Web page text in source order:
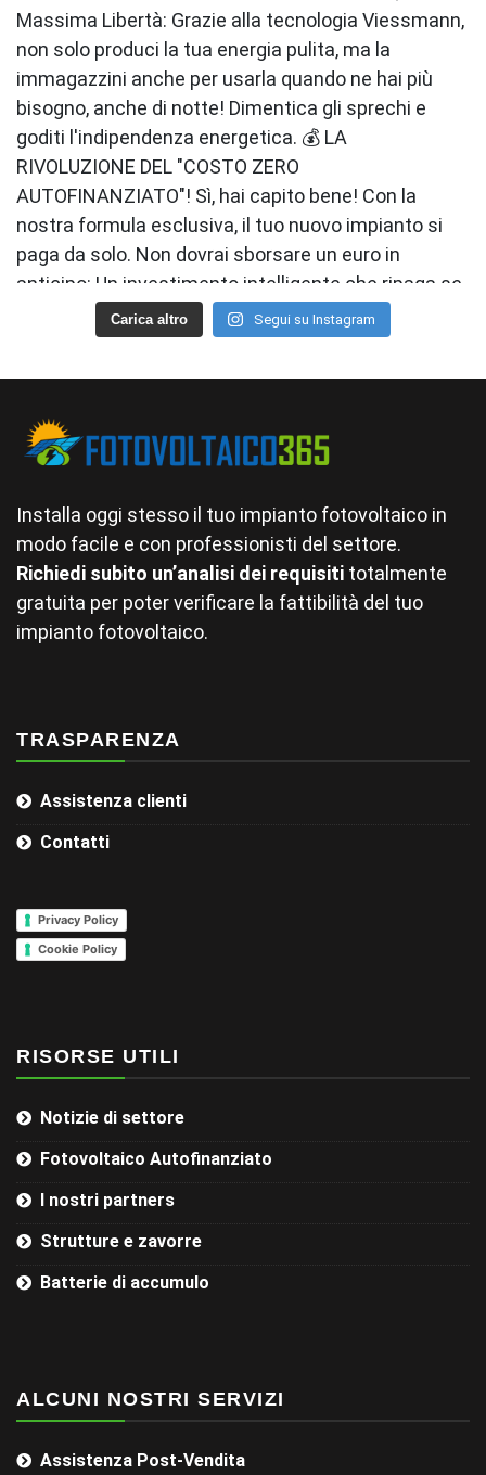
Carica altro Segui su Instagram
Installa oggi stesso il tuo impianto fotovoltaico in
modo facile e con professionisti del settore.
Richiedi subito un’analisi dei requisiti totalmente
gratuita per poter verificare la fattibilità del tuo
impianto fotovoltaico.
TRASPARENZA
Assistenza clienti
Contatti
Privacy Policy
Cookie Policy
RISORSE UTILI
Notizie di settore
Fotovoltaico Autofinanziato
I nostri partners
Strutture e zavorre
Batterie di accumulo
ALCUNI NOSTRI SERVIZI
Assistenza Post-Vendita